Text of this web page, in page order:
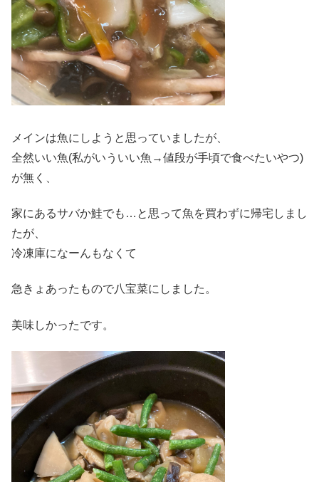
メインは魚にしようと思っていましたが、
全然いい魚(私がいういい魚→値段が手頃で食べたいやつ)
が無く、
家にあるサバか鮭でも…と思って魚を買わずに帰宅しまし
たが、
冷凍庫になーんもなくて
急きょあったもので八宝菜にしました。
美味しかったです。